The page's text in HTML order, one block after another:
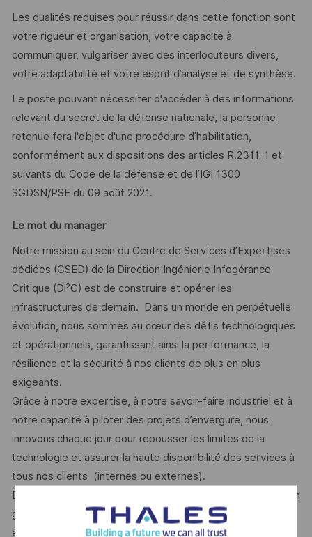
Les qualités requises pour réussir dans cette fonction sont
votre rigueur et organisation, votre capacité à
communiquer, vulgariser avec des interlocuteurs divers,
votre adaptabilité et votre esprit d’analyse et de synthèse.
Le poste pouvant nécessiter d'accéder à des informations
relevant du secret de la défense nationale, la personne
retenue fera l'objet d'une procédure d’habilitation,
conformément aux dispositions des articles R.2311-1 et
suivants du Code de la défense et de l’IGI 1300
SGDSN/PSE du 09 août 2021.
Le mot du manager
Notre mission au sein du Centre de Services d’Expertises
dédiées (CSED) de la Direction Ingénierie Infogérance
Critique (Di²C) est de construire et opérer les
infrastructures de demain. Dans un monde en perpétuelle
évolution, nous sommes au cœur des défis technologiques
et opérationnels, garantissant ainsi la performance, la
résilience et la sécurité à nos clients de plus en plus
exigeants.
Grâce à notre expertise, à notre savoir-faire industriel et à
notre capacité à piloter des projets d’envergure, nous
innovons chaque jour pour repousser les limites de la
technologie et assurer la haute disponibilité des services à
tous nos clients (internes ou externes).
En rejoignant Thales Services Numériques, vous intégrez un
grand groupe et ses avantages mais également des
équipes locales à taille humaine, dynamiques et motivées,